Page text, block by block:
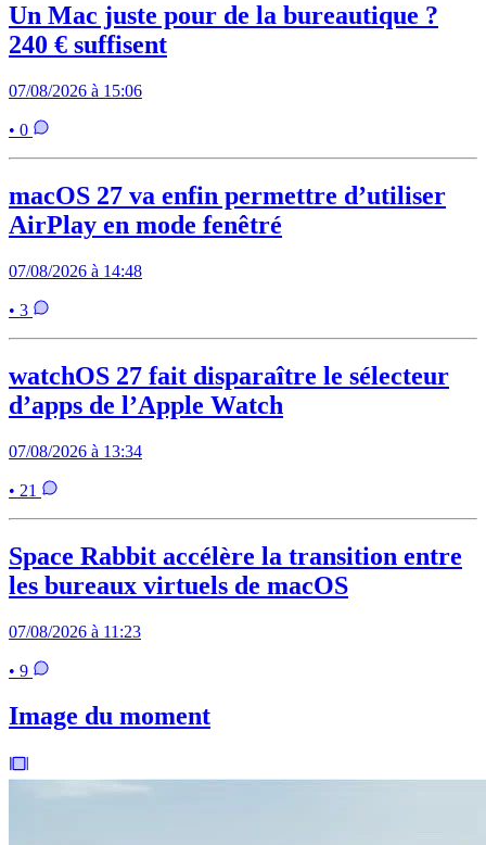
Un Mac juste pour de la bureautique ?
240 € suffisent
07/08/2026 à 15:06
• 0
macOS 27 va enfin permettre d’utiliser
AirPlay en mode fenêtré
07/08/2026 à 14:48
• 3
watchOS 27 fait disparaître le sélecteur
d’apps de l’Apple Watch
07/08/2026 à 13:34
• 21
Space Rabbit accélère la transition entre
les bureaux virtuels de macOS
07/08/2026 à 11:23
• 9
Image du moment